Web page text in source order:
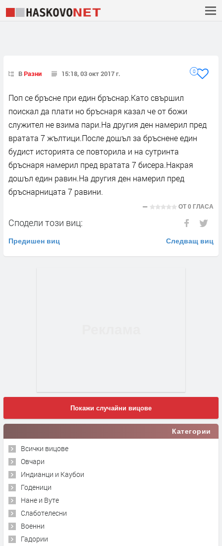
ВРазни 15:18, 03 окт 2017 г. 0
Поп се бръсне при един бръснар.Като свършил
поискал да плати но бръснаря казал че от божи
служител не взима пари.На другия ден намерил пред
вратата 7 жълтици.После дошъл за бръснене един
будист историята се повторила и на сутринта
бръснаря намерил пред вратата 7 бисера.Накрая
дошъл един равин.На другия ден намерил пред
бръснарницата 7 равини.
ОТ0 ГЛАСА
Сподели този виц:
Предишен виц Следващ виц
Покажи случайни вицове
Категории
Всички вицове
Овчари
Индианци и Каубои
Годеници
Нане и Вуте
Слаботелесни
Военни
Гадории